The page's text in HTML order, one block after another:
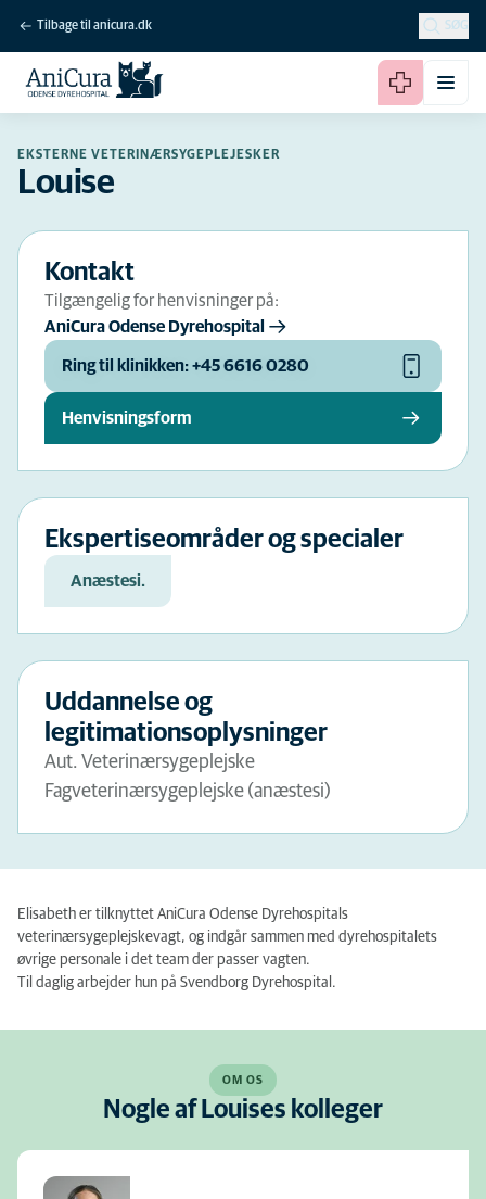
Tilbage til anicura.dk SØG
EKSTERNE VETERINÆRSYGEPLEJESKER
Louise
Kontakt
Tilgængelig for henvisninger på:
AniCura Odense Dyrehospital
Ring til klinikken: +45 6616 0280
Henvisningsform
Ekspertiseområder og specialer
Anæstesi.
Uddannelse og
legitimationsoplysninger
Aut. Veterinærsygeplejske
Fagveterinærsygeplejske (anæstesi)
Elisabeth er tilknyttet AniCura Odense Dyrehospitals
veterinærsygeplejskevagt, og indgår sammen med dyrehospitalets
øvrige personale i det team der passer vagten.
Til daglig arbejder hun på Svendborg Dyrehospital.
OM OS
Nogle af Louises kolleger